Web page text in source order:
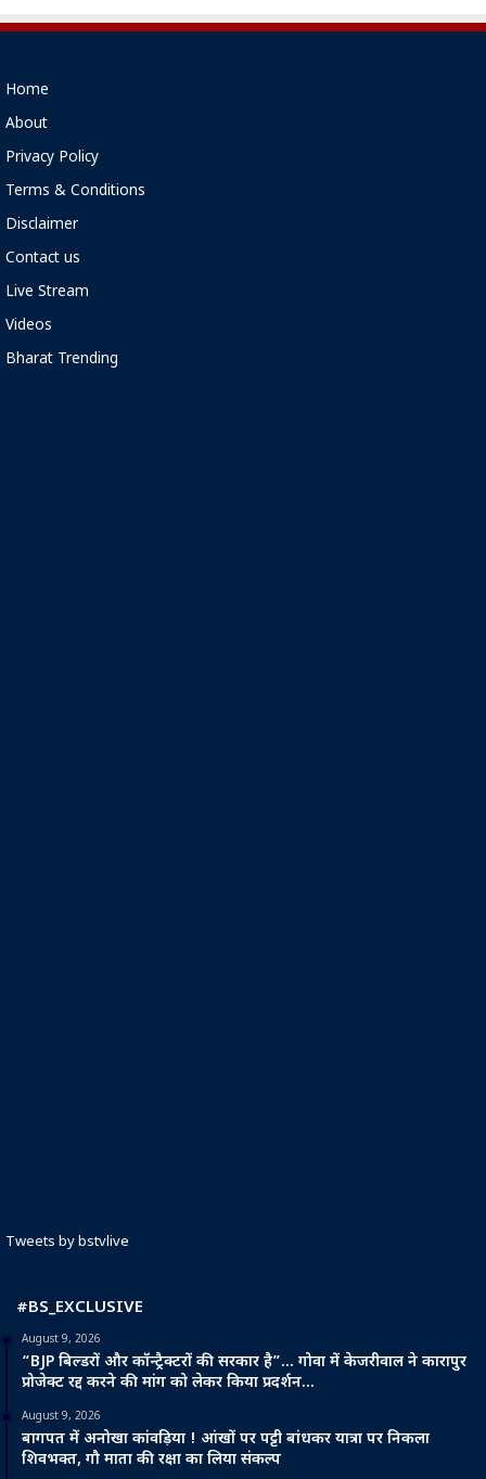
Home
About
Privacy Policy
Terms & Conditions
Disclaimer
Contact us
Live Stream
Videos
Bharat Trending
Tweets by bstvlive
#BS_EXCLUSIVE
August 9, 2026
“BJP बिल्डरों और कॉन्ट्रैक्टरों की सरकार है”… गोवा में केजरीवाल ने कारापुर
प्रोजेक्ट रद्द करने की मांग को लेकर किया प्रदर्शन…
August 9, 2026
बागपत में अनोखा कांवड़िया ! आंखों पर पट्टी बांधकर यात्रा पर निकला
शिवभक्त, गौ माता की रक्षा का लिया संकल्प